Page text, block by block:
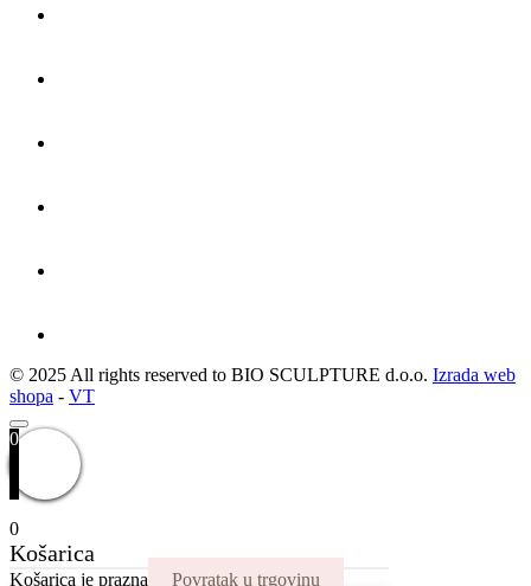
© 2025 All rights reserved to BIO SCULPTURE d.o.o. Izrada web
shopa - VT
0
0
Košarica
Košarica je prazna Povratak u trgovinu